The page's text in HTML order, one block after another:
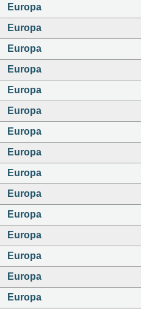
Europa
Europa
Europa
Europa
Europa
Europa
Europa
Europa
Europa
Europa
Europa
Europa
Europa
Europa
Europa